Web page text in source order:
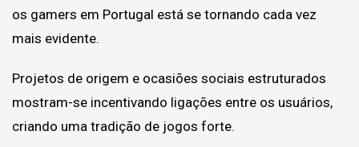
os gamers em Portugal está se tornando cada vez
mais evidente.
Projetos de origem e ocasiões sociais estruturados
mostram-se incentivando ligações entre os usuários,
criando uma tradição de jogos forte.